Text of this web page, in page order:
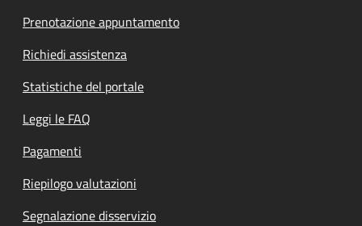
Prenotazione appuntamento
Richiedi assistenza
Statistiche del portale
Leggi le FAQ
Pagamenti
Riepilogo valutazioni
Segnalazione disservizio